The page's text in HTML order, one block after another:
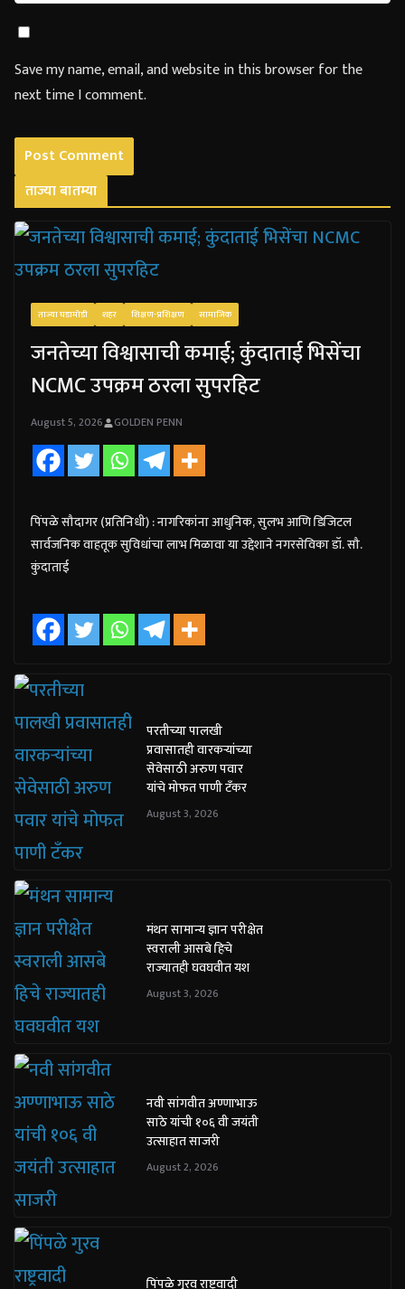
Save my name, email, and website in this browser for the
next time I comment.
ताज्या बातम्या
ताज्या घडामोडी शहर शिक्षण-प्रशिक्षण सामाजिक
जनतेच्या विश्वासाची कमाई; कुंदाताई भिसेंचा
NCMC उपक्रम ठरला सुपरहिट
August 5, 2026 GOLDEN PENN
पिंपळे सौदागर (प्रतिनिधी) : नागरिकांना आधुनिक, सुलभ आणि डिजिटल
सार्वजनिक वाहतूक सुविधांचा लाभ मिळावा या उद्देशाने नगरसेविका डॉ. सौ.
कुंदाताई
परतीच्या पालखी
प्रवासातही वारकऱ्यांच्या
सेवेसाठी अरुण पवार
यांचे मोफत पाणी टँकर
August 3, 2026
मंथन सामान्य ज्ञान परीक्षेत
स्वराली आसबे हिचे
राज्यातही घवघवीत यश
August 3, 2026
नवी सांगवीत अण्णाभाऊ
साठे यांची १०६ वी जयंती
उत्साहात साजरी
August 2, 2026
पिंपळे गुरव राष्ट्रवादी